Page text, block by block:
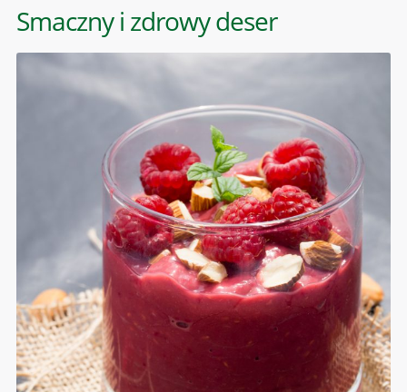
Smaczny i zdrowy deser